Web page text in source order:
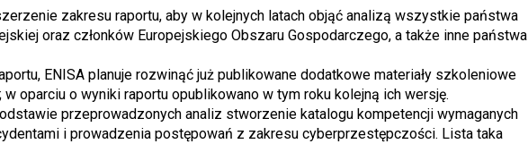
zakresu raportu, aby w kolejnych latach objąć analizą wszystkie państwa
oraz członków Europejskiego Obszaru Gospodarczego, a także inne państwa
ENISA planuje rozwinąć już publikowane dodatkowe materiały szkoleniowe
w oparciu o wyniki raportu opublikowano w tym roku kolejną ich wersję.
przeprowadzonych analiz stworzenie katalogu kompetencji wymaganych
i prowadzenia postępowań z zakresu cyberprzestępczości. Lista taka